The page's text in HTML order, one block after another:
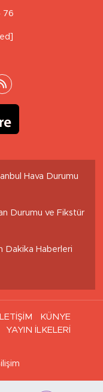
76
Hava Durumu
Durumu ve Fikstür
Dakika Haberleri
KÜNYE
YAYIN İLKELERİ